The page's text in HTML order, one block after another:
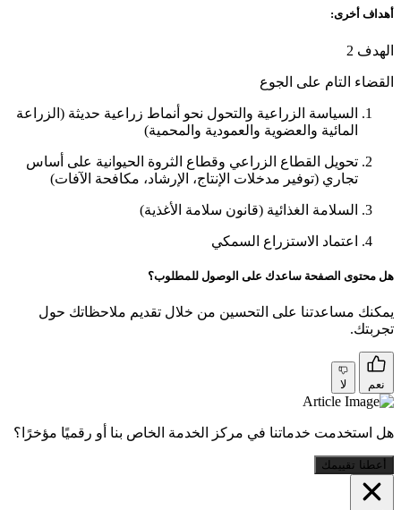
أهداف أخرى:
الهدف 2
القضاء التام على الجوع
السياسة الزراعية والتحول نحو أنماط زراعية حديثة (الزراعة
المائية والعضوية والعمودية والمحمية)
تحويل القطاع الزراعي وقطاع الثروة الحيوانية على أساس
تجاري (توفير مدخلات الإنتاج، الإرشاد، مكافحة الآفات)
السلامة الغذائية (قانون سلامة الأغذية)
اعتماد الاستزراع السمكي
هل محتوى الصفحة ساعدك على الوصول للمطلوب؟
يمكنك مساعدتنا على التحسين من خلال تقديم ملاحظاتك حول
تجربتك.
نعم لا
هل استخدمت خدماتنا في مركز الخدمة الخاص بنا أو رقميًا مؤخرًا؟
أعطنا تقييمك